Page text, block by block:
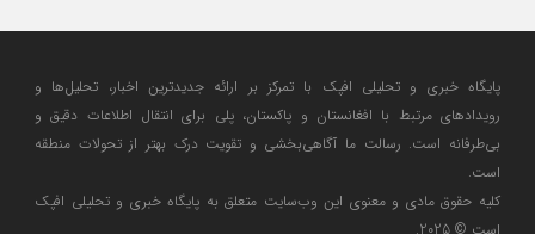
پایگاه خبری و تحلیلی افپک با تمرکز بر ارائه جدیدترین اخبار، تحلیل‌ها و
رویدادهای مرتبط با افغانستان و پاکستان، پلی برای انتقال اطلاعات دقیق و
بی‌طرفانه است. رسالت ما آگاهی‌بخشی و تقویت درک بهتر از تحولات منطقه
است.
کلیه حقوق مادی و معنوی این وب‌سایت متعلق به پایگاه خبری و تحلیلی افپک